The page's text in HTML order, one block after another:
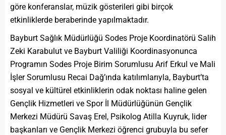
göre konferanslar, müzik gösterileri gibi birçok
etkinliklerde beraberinde yapılmaktadır.
Bayburt Sağlık Müdürlüğü Sodes Proje Koordinatörü Salih
Zeki Karabulut ve Bayburt Valiliği Koordinasyonunca
Programın Sodes Proje Birim Sorumlusu Arif Erkul ve Mali
İşler Sorumlusu Recai Dağ’ında katılımlarıyla, Bayburt’ta
sosyal ve kültürel etkinliklerin odak noktası haline gelen
Gençlik Hizmetleri ve Spor İl Müdürlüğünün Gençlik
Merkezi Müdürü Savaş Erel, Psikolog Atilla Kuyruk, lider
başkanları ve Gençlik Merkezi öğrenci grubuyla bu sefer